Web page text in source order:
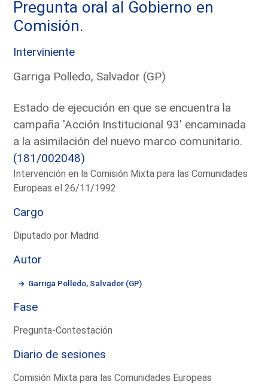
Pregunta oral al Gobierno en
Comisión.
Interviniente
Garriga Polledo, Salvador (GP)
Estado de ejecución en que se encuentra la
campaña 'Acción Institucional 93' encaminada
a la asimilación del nuevo marco comunitario.
(181/002048)
Intervención en la Comisión Mixta para las Comunidades
Europeas el 26/11/1992
Cargo
Diputado por Madrid
Autor
Garriga Polledo, Salvador (GP)
Fase
Pregunta-Contestación
Diario de sesiones
Comisión Mixta para las Comunidades Europeas